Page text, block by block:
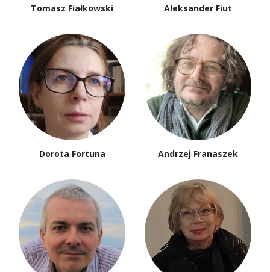
Tomasz Fiałkowski Aleksander Fiut
Dorota Fortuna Andrzej Franaszek